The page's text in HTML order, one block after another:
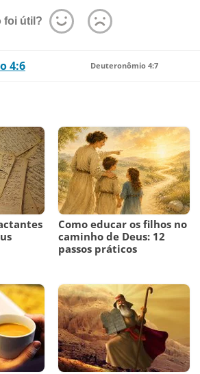
foi útil?
4:6 Deuteronômio 4:7
Como educar os filhos no
caminho de Deus: 12
passos práticos